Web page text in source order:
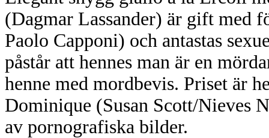
(Dagmar Lassander) är gift med
Paolo Capponi) och antastas
påstår att hennes man är en
henne med mordbevis. Priset är
Dominique (Susan Scott/Nieves
av pornografiska bilder.